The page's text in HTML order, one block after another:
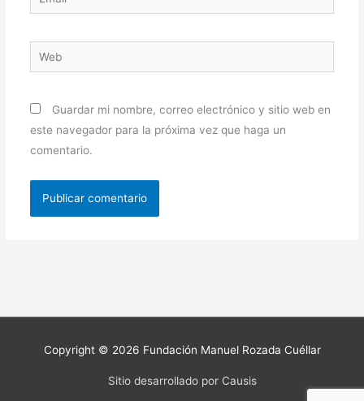
Web
Guardar mi nombre, correo electrónico y sitio web en
este navegador para la próxima vez que haga un
comentario.
Copyright © 2026 Fundación Manuel Rozada Cuéllar
Sitio desarrollado por Causis